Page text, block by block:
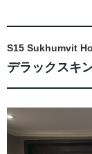
S15 Sukhumvit
デラックスキ